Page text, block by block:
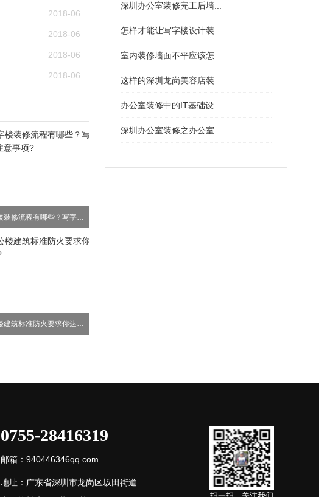
2018-06
2018-06
2018-06
2018-06
深圳写字楼装修流程有哪些？写字楼装修注意事项?
高层办公楼建筑标准防火要求你达到了吗？
深圳办公室装修完工后墙...
怎样才能让写字楼设计装...
室内装修墙面不平应该怎...
这样的深圳龙岗美容店装...
办公室装修中的IT基础设...
深圳办公室装修之办公室...
0755-28416319
邮箱：940446346qq.com
地址：广东省深圳市龙岗区坂田街道